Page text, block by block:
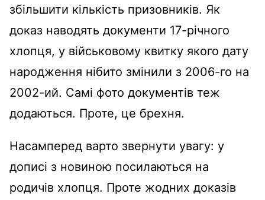
збільшити кількість призовників. Як
доказ наводять документи 17-річного
хлопця, у військовому квитку якого дату
народження нібито змінили з 2006-го на
2002-ий. Самі фото документів теж
додаються. Проте, це брехня.
Насамперед варто звернути увагу: у
дописі з новиною посилаються на
родичів хлопця. Проте жодних доказів